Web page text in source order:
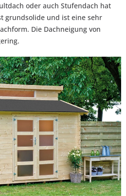
oder auch Stufendach hat
grundsolide und ist eine sehr
Die Dachneigung von